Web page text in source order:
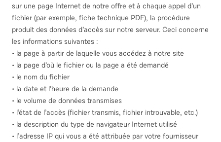
sur une page Internet de notre offre et à chaque appel d’un
fichier (par exemple, fiche technique PDF), la procédure
produit des données d’accès sur notre serveur. Ceci concerne
les informations suivantes :
• la page à partir de laquelle vous accédez à notre site
• la page d’où le fichier ou la page a été demandé
• le nom du fichier
• la date et l’heure de la demande
• le volume de données transmises
• l’état de l’accès (fichier transmis, fichier introuvable, etc.)
• la description du type de navigateur Internet utilisé
• l’adresse IP qui vous a été attribuée par votre fournisseur